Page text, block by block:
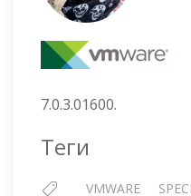
7.0.3.01600.
Теги
VMWARE